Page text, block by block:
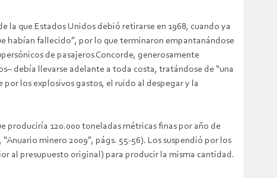
la que Estados Unidos debió retirarse en 1968, cuando ya
habían fallecido”, por lo que terminaron empantanándose
de pasajeros Concorde, generosamente
debía llevarse adelante a toda costa, tratándose de “una
los explosivos gastos, el ruido al despegar y la
produciría 120.000 toneladas métricas finas por año de
minero 2009”, págs. 55-56). Los suspendió por los
al presupuesto original) para producir la misma cantidad.